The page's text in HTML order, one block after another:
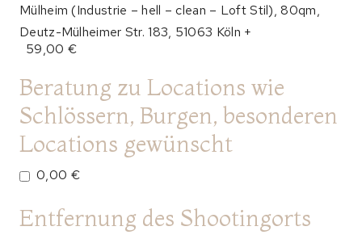
Mülheim (Industrie – hell – clean – Loft Stil), 80qm,
Deutz-Mülheimer Str. 183, 51063 Köln +
59,00 €
Beratung zu Locations wie
Schlössern, Burgen, besonderen
Locations gewünscht
0,00 €
Entfernung des Shootingorts